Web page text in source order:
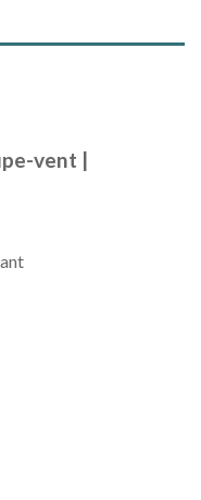
vent |